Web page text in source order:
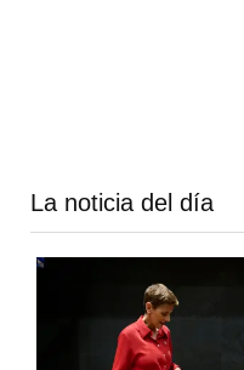
La noticia del día